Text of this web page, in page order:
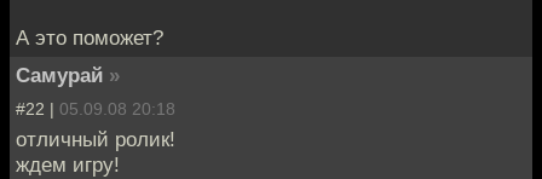
А это поможет?
Самурай »
#22 | 05.09.08 20:18
отличный ролик!
ждем игру!